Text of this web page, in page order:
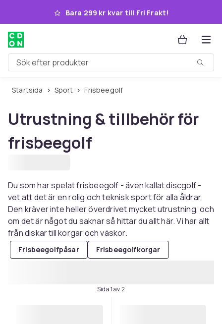
Hoppa till huvudinnehållet
Bara 299 kr kvar till Fri Frakt!
Sök efter produkter
Startsida Sport Frisbeegolf
Utrustning & tillbehör för
frisbeegolf
Du som har spelat frisbeegolf - även kallat discgolf -
vet att det är en rolig och teknisk sport för alla åldrar.
Den kräver inte heller överdrivet mycket utrustning, och
om det är något du saknar så hittar du allt här. Vi har allt
från diskar till korgar och väskor.
Frisbeegolfpåsar Frisbeegolfkorgar
Sida 1 av 2